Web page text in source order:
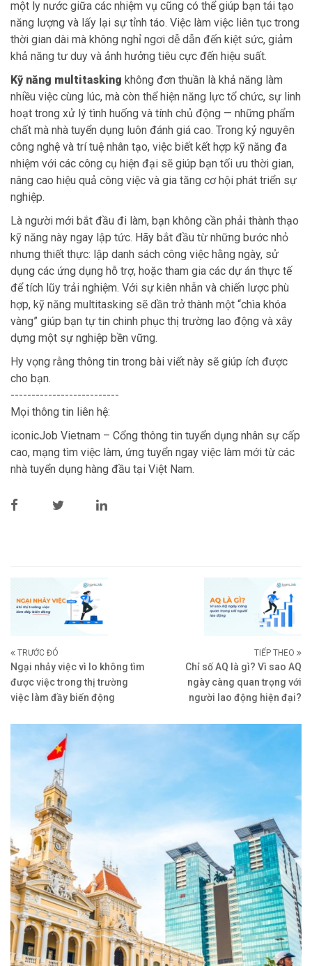
một ly nước giữa các nhiệm vụ cũng có thể giúp bạn tái tạo
năng lượng và lấy lại sự tỉnh táo. Việc làm việc liên tục trong
thời gian dài mà không nghỉ ngơi dễ dẫn đến kiệt sức, giảm
khả năng tư duy và ảnh hưởng tiêu cực đến hiệu suất.
Kỹ năng multitasking không đơn thuần là khả năng làm
nhiều việc cùng lúc, mà còn thể hiện năng lực tổ chức, sự linh
hoạt trong xử lý tình huống và tính chủ động — những phẩm
chất mà nhà tuyển dụng luôn đánh giá cao. Trong kỷ nguyên
công nghệ và trí tuệ nhân tạo, việc biết kết hợp kỹ năng đa
nhiệm với các công cụ hiện đại sẽ giúp bạn tối ưu thời gian,
nâng cao hiệu quả công việc và gia tăng cơ hội phát triển sự
nghiệp.
Là người mới bắt đầu đi làm, bạn không cần phải thành thạo
kỹ năng này ngay lập tức. Hãy bắt đầu từ những bước nhỏ
nhưng thiết thực: lập danh sách công việc hằng ngày, sử
dụng các ứng dụng hỗ trợ, hoặc tham gia các dự án thực tế
để tích lũy trải nghiệm. Với sự kiên nhẫn và chiến lược phù
hợp, kỹ năng multitasking sẽ dần trở thành một “chìa khóa
vàng” giúp bạn tự tin chinh phục thị trường lao động và xây
dựng một sự nghiệp bền vững.
Hy vọng rằng thông tin trong bài viết này sẽ giúp ích được
cho bạn.
--------------------------
Mọi thông tin liên hệ:
iconicJob Vietnam – Cổng thông tin tuyển dụng nhân sự cấp
cao, mạng tìm việc làm, ứng tuyển ngay việc làm mới từ các
nhà tuyển dụng hàng đầu tại Việt Nam.
TRƯỚC ĐÓ
Ngại nhảy việc vì lo không tìm
được việc trong thị trường
việc làm đầy biến động
TIẾP THEO
Chỉ số AQ là gì? Vì sao AQ
ngày càng quan trọng với
người lao động hiện đại?